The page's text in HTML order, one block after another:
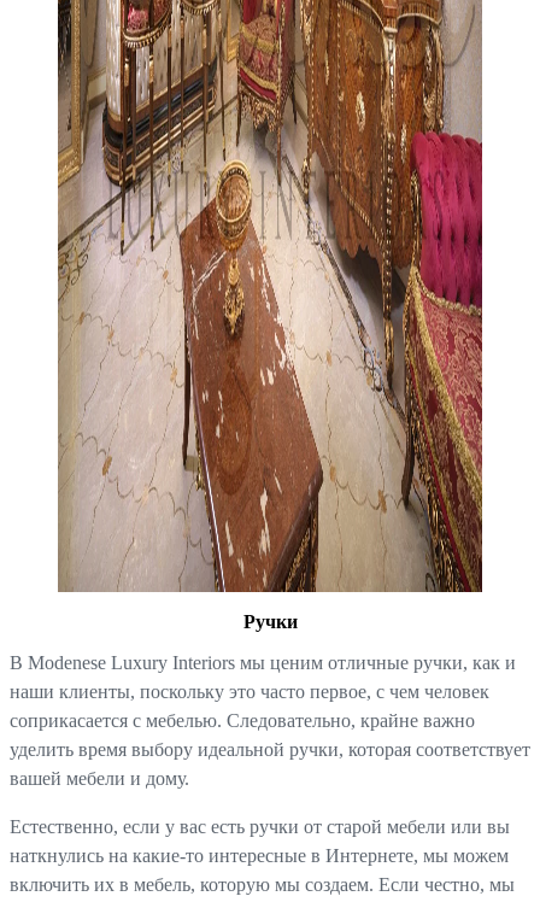
Ручки
В Modenese Luxury Interiors мы ценим отличные ручки, как и
наши клиенты, поскольку это часто первое, с чем человек
соприкасается с мебелью. Следовательно, крайне важно
уделить время выбору идеальной ручки, которая соответствует
вашей мебели и дому.
Естественно, если у вас есть ручки от старой мебели или вы
наткнулись на какие-то интересные в Интернете, мы можем
включить их в мебель, которую мы создаем. Если честно, мы